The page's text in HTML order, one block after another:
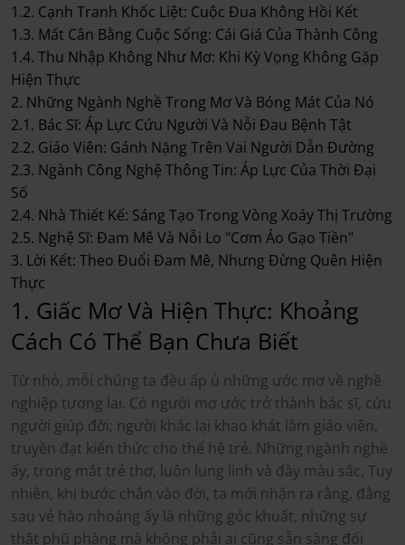
1.2. Cạnh Tranh Khốc Liệt: Cuộc Đua Không Hồi Kết
1.3. Mất Cân Bằng Cuộc Sống: Cái Giá Của Thành Công
1.4. Thu Nhập Không Như Mơ: Khi Kỳ Vọng Không Gặp
Hiện Thực
2. Những Ngành Nghề Trong Mơ Và Bóng Mát Của Nó
2.1. Bác Sĩ: Áp Lực Cứu Người Và Nỗi Đau Bệnh Tật
2.2. Giáo Viên: Gánh Nặng Trên Vai Người Dẫn Đường
2.3. Ngành Công Nghệ Thông Tin: Áp Lực Của Thời Đại
Số
2.4. Nhà Thiết Kế: Sáng Tạo Trong Vòng Xoáy Thị Trường
2.5. Nghệ Sĩ: Đam Mê Và Nỗi Lo "Cơm Áo Gạo Tiền"
3. Lời Kết: Theo Đuổi Đam Mê, Nhưng Đừng Quên Hiện
Thực
1. Giấc Mơ Và Hiện Thực: Khoảng
Cách Có Thể Bạn Chưa Biết
Từ nhỏ, mỗi chúng ta đều ấp ủ những ước mơ về nghề
nghiệp tương lai. Có người mơ ước trở thành bác sĩ, cứu
người giúp đời; người khác lại khao khát làm giáo viên,
truyền đạt kiến thức cho thế hệ trẻ. Những ngành nghề
ấy, trong mắt trẻ thơ, luôn lung linh và đầy màu sắc. Tuy
nhiên, khi bước chân vào đời, ta mới nhận ra rằng, đằng
sau vẻ hào nhoáng ấy là những góc khuất, những sự
thật phũ phàng mà không phải ai cũng sẵn sàng đối